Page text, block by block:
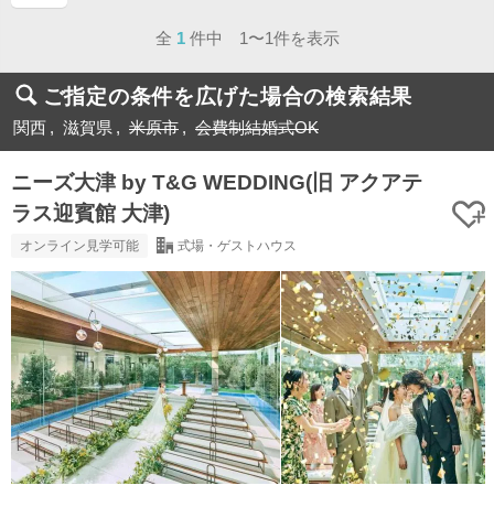
ページ目
全 1 件中 1〜1件を表示
ご指定の条件を広げた場合の検索結果
関西 滋賀県 米原市 会費制結婚式OK
ニーズ大津 by T&G WEDDING(旧 アクアテ
ラス迎賓館 大津)
オンライン見学可能 式場・ゲストハウス